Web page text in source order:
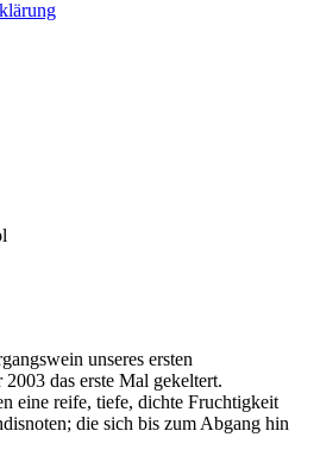
unseres ersten
das erste Mal gekeltert.
eine reife, tiefe, dichte Fruchtigkeit
die sich bis zum Abgang hin